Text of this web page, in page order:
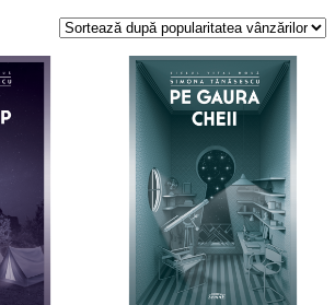
popularitate